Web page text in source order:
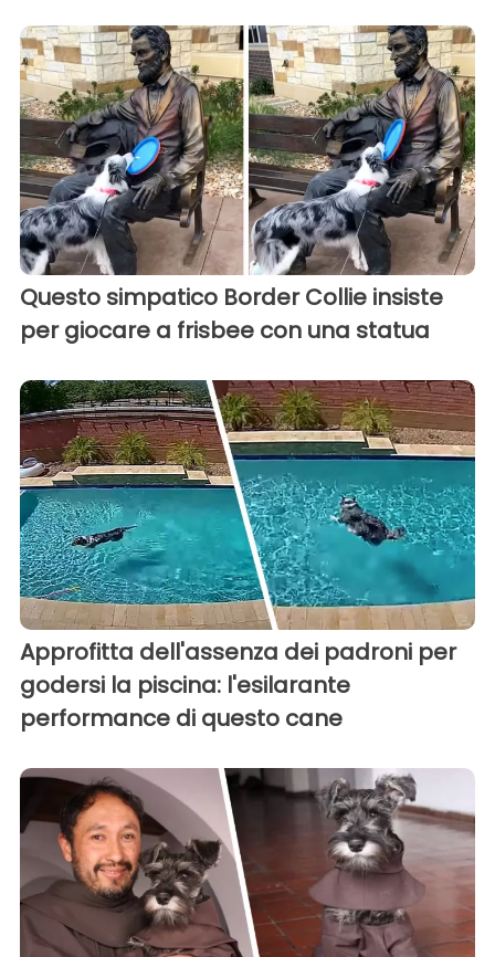
Questo simpatico Border Collie insiste
per giocare a frisbee con una statua
Approfitta dell'assenza dei padroni per
godersi la piscina: l'esilarante
performance di questo cane